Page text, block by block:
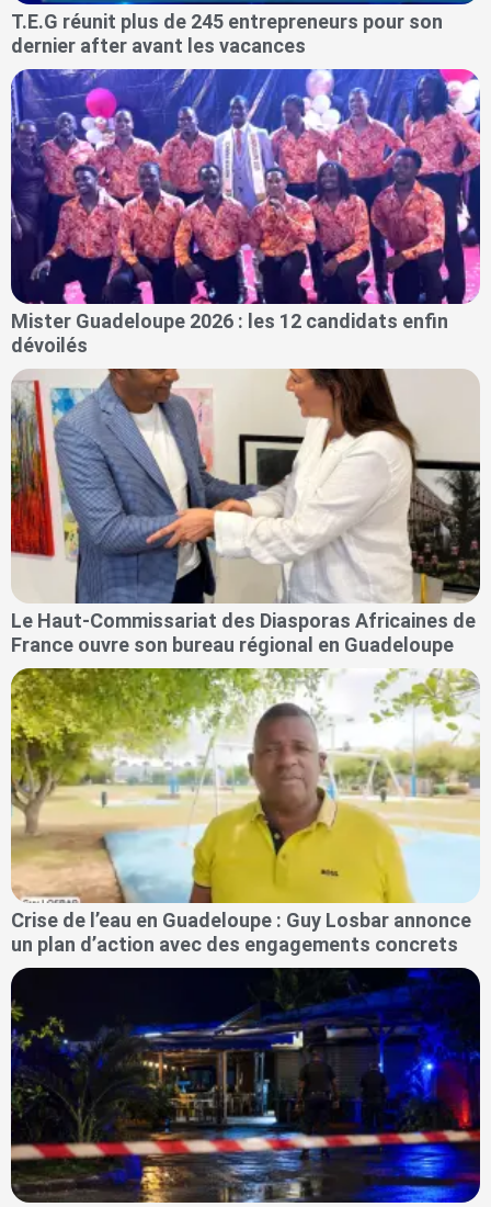
T.E.G réunit plus de 245 entrepreneurs pour son
dernier after avant les vacances
Mister Guadeloupe 2026 : les 12 candidats enfin
dévoilés
Le Haut-Commissariat des Diasporas Africaines de
France ouvre son bureau régional en Guadeloupe
Crise de l’eau en Guadeloupe : Guy Losbar annonce
un plan d’action avec des engagements concrets